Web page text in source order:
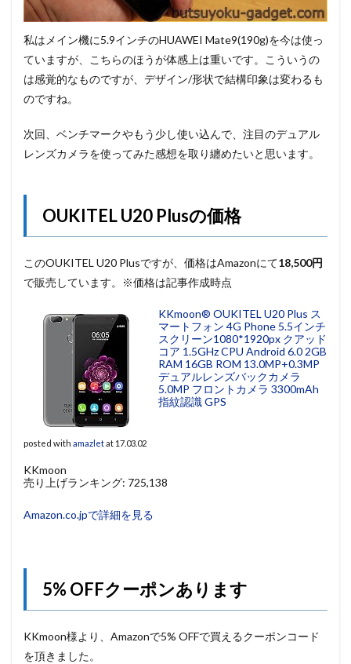
私はメイン機に5.9インチのHUAWEI Mate9(190g)を今は使っ
ていますが、こちらのほうが体感上は重いです。こういうの
は感覚的なものですが、デザイン/形状で結構印象は変わるも
のですね。
次回、ベンチマークやもう少し使い込んで、注目のデュアル
レンズカメラを使ってみた感想を取り纏めたいと思います。
OUKITEL U20 Plusの価格
このOUKITEL U20 Plusですが、価格はAmazonにて18,500円
で販売しています。※価格は記事作成時点
KKmoon® OUKITEL U20 Plus ス
マートフォン 4G Phone 5.5インチ
スクリーン1080*1920px クアッド
コア 1.5GHz CPU Android 6.0 2GB
RAM 16GB ROM 13.0MP+0.3MP
デュアルレンズバックカメラ
5.0MP フロントカメラ 3300mAh
指紋認識 GPS
posted with amazletat 17.03.02
KKmoon
売り上げランキング: 725,138
Amazon.co.jpで詳細を見る
5% OFFクーポンあります
KKmoon様より、Amazonで5% OFFで買えるクーポンコード
を頂きました。